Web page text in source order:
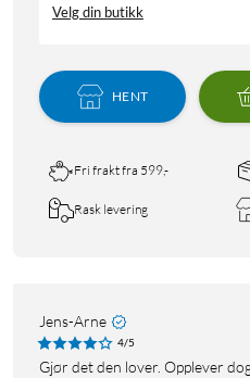
Velg din butikk
HENT
Fri frakt fra 599,-
Rask levering
Jens-Arne
4/5
Gjør det den lover. Opplever dog at jeg må rotere hann-enden